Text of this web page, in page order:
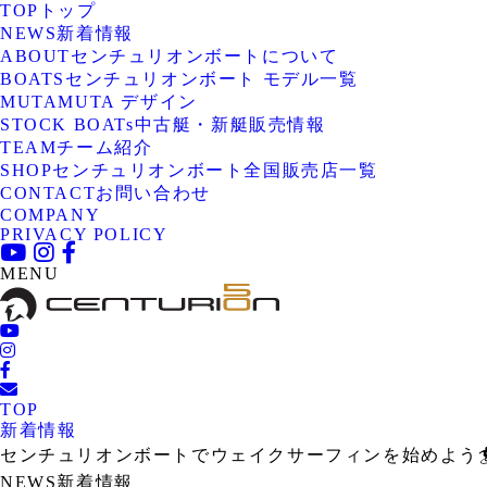
TOP トップ
NEWS新着情報
ABOUTセンチュリオンボートについて
BOATS センチュリオンボート モデル一覧
MUTAMUTA デザイン
STOCK BOATs中古艇・新艇販売情報
TEAMチーム紹介
SHOPセンチュリオンボート全国販売店一覧
CONTACTお問い合わせ
COMPANY
PRIVACY POLICY
MENU
TOP
新着情報
センチュリオンボートでウェイクサーフィンを始めよう
NEWS新着情報